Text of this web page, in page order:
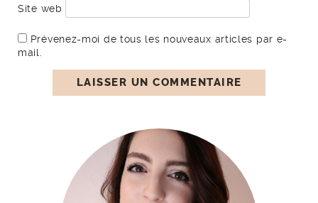
Site web
Prévenez-moi de tous les nouveaux articles par e-
mail.